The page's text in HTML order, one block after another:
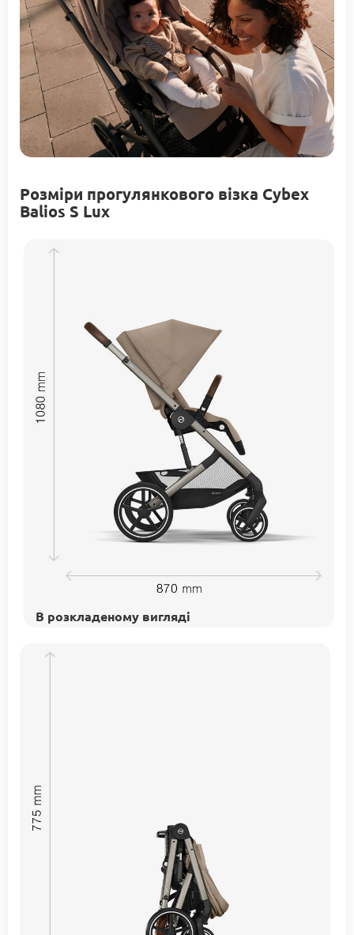
Розміри прогулянкового візка Cybex
Balios S Lux
В розкладеному вигляді